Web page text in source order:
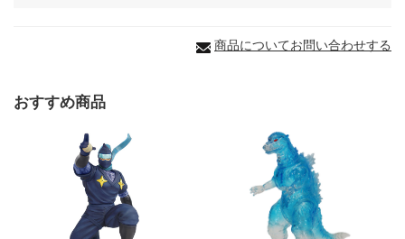
商品についてお問い合わせする
おすすめ商品